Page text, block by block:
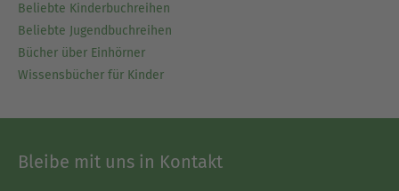
Beliebte Kinderbuchreihen
Beliebte Jugendbuchreihen
Bücher über Einhörner
Wissensbücher für Kinder
Bleibe mit uns in Kontakt